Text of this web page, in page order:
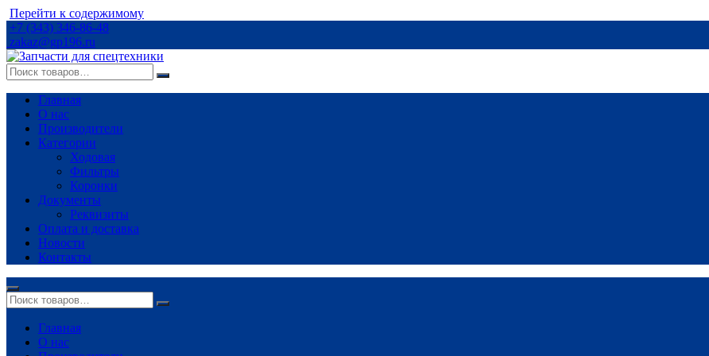
Перейти к содержимому
+7 (343) 346-86-48
zakaz@gp196.ru
Главная
О нас
Производители
Категории
Ходовая
Фильтры
Коронки
Документы
Реквизиты
Оплата и доставка
Новости
Контакты
Главная
О нас